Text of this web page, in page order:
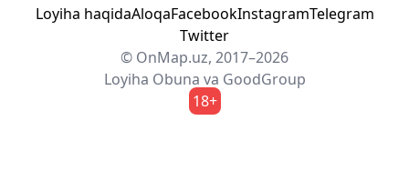
Loyiha haqidaAloqaFacebookInstagramTelegram
Twitter
© OnMap.uz, 2017–2026
Loyiha Obuna va GoodGroup
18+